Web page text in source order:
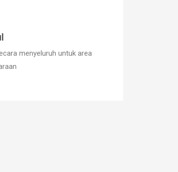
menyeluruh untuk area